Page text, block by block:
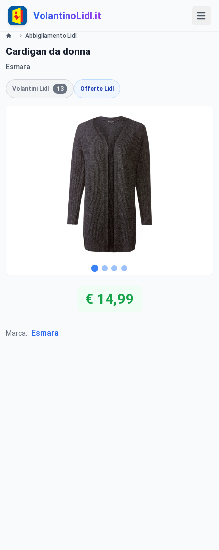
VolantinoLidl.it
Abbigliamento Lidl
Cardigan da donna
Esmara
Volantini Lidl 13 Offerte Lidl
€ 14,99
Marca: Esmara